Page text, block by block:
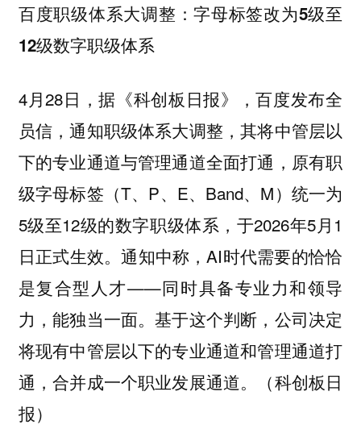
百度职级体系大调整：字母标签改为5级至
12级数字职级体系
4月28日，据《科创板日报》，百度发布全
员信，通知职级体系大调整，其将中管层以
下的专业通道与管理通道全面打通，原有职
级字母标签（T、P、E、Band、M）统一为
5级至12级的数字职级体系，于2026年5月1
日正式生效。通知中称，AI时代需要的恰恰
是复合型人才——同时具备专业力和领导
力，能独当一面。基于这个判断，公司决定
将现有中管层以下的专业通道和管理通道打
通，合并成一个职业发展通道。（科创板日
报）